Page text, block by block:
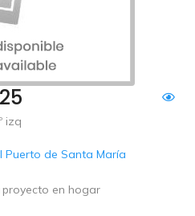
izq
Puerto de Santa María
proyecto en hogar